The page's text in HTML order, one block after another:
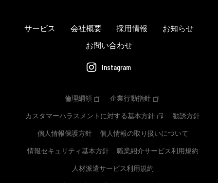
サービス 会社概要 採用情報
お知らせ
お問い合わせ
Instagram
倫理綱領 企業行動指針
カスタマーハラスメントに対する基本方針 勧誘方針
個人情報保護方針 個人情報の取り扱いについて
情報セキュリティ基本方針 職業紹介サービス利用規約
人材派遣サービス利用規約